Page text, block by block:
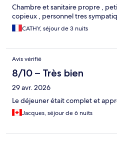
Chambre et sanitaire propre ,
copieux , personnel tres
CATHY, séjour de 3 nuits
Avis vérifié
8/10 – Très bien
29 avr. 2026
Le déjeuner était complet et
Jacques, séjour de 6 nuits